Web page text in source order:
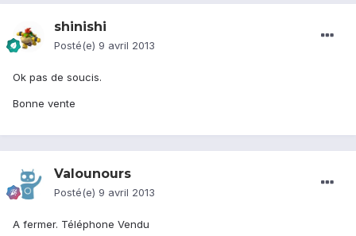
shinishi
Posté(e) 9 avril 2013
Ok pas de soucis.
Bonne vente
Valounours
Posté(e) 9 avril 2013
A fermer. Téléphone Vendu